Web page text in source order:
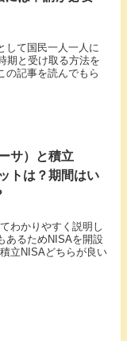
して国民一人一人に
期と受け取る方法を
の記事を読んでもら
サ）と積立
トは？期間はい
わかりやすく説明し
あるためNISAを開設
立NISAどちらが良い